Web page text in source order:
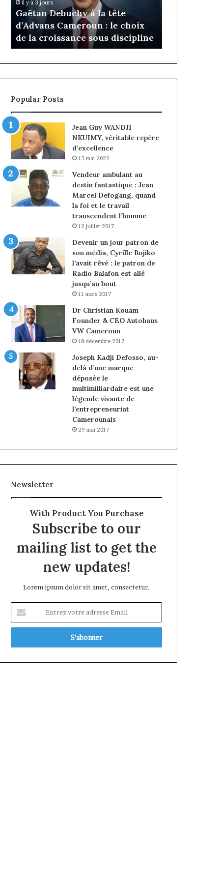
Cameroun
choix
de
sous
il y a 3 jours
Gaëtan Debuchy à la tête
d’Advans Cameroun : le choix
de la croissance sous discipline
client
conquête
des
Popular Posts
Jean Guy WANDJI
NKUIMY, véritable repère
d’excellence
13 mai 2022
Vendeur ambulant au
destin fantastique : Jean
Marcel Defogang, quand
la foi et le travail
transcendent l’homme
12 juillet 2017
Devenir un jour patron de
son média, Cyrille Bojiko
l’avait rêvé : le patron de
Radio Balafon est allé
jusqu’au bout
11 mars 2017
Dr Christian Kouam
Founder & CEO Autohaus
VW Cameroun
18 décembre 2017
Joseph Kadji Defosso, au-
delà d’une marque
déposée le
multimilliardaire est une
légende vivante de
l’entrepreneuriat
Camerounais
29 mai 2017
Newsletter
With Product You Purchase
Subscribe to our
mailing list to get the
new updates!
Lorem ipsum dolor sit amet, consectetur.
votre
adresse